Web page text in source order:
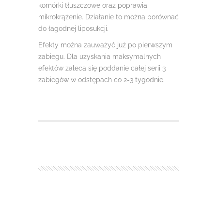
komórki tłuszczowe oraz poprawia
mikrokrążenie. Działanie to można porównać
do łagodnej liposukcji.
Efekty można zauważyć już po pierwszym
zabiegu. Dla uzyskania maksymalnych
efektów zaleca się poddanie całej serii 3
zabiegów w odstępach co 2-3 tygodnie.